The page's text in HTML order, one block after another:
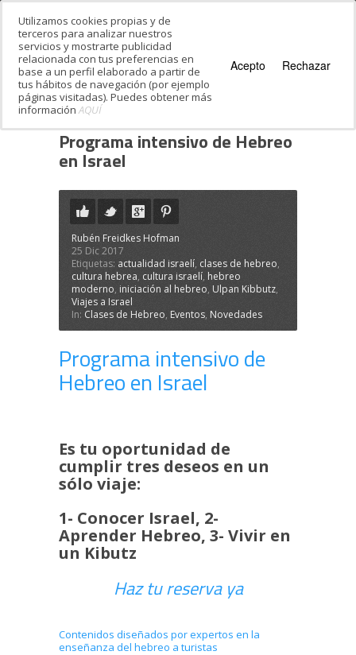
Estás en:
Hebreo en Israel
Programa intensivo de Hebreo
en Israel
Rubén Freidkes Hofman
25 Dic 2017
Etiquetas: actualidad israelí, clases de hebreo,
cultura hebrea, cultura israelí, hebreo
moderno, iniciación al hebreo, Ulpan Kibbutz,
Viajes a Israel
In: Clases de Hebreo, Eventos, Novedades
Programa intensivo de
Hebreo en Israel
Es tu oportunidad de
cumplir tres deseos en un
sólo viaje:
1- Conocer Israel, 2-
Aprender Hebreo, 3- Vivir en
un Kibutz
Haz tu reserva ya
Contenidos diseñados por expertos en la
enseñanza del hebreo a turistas
Utilizamos cookies propias y de
terceros para analizar nuestros
servicios y mostrarte publicidad
relacionada con tus preferencias en
base a un perfil elaborado a partir de
tus hábitos de navegación (por ejemplo
páginas visitadas). Puedes obtener más
información AQUÍ
Acepto Rechazar